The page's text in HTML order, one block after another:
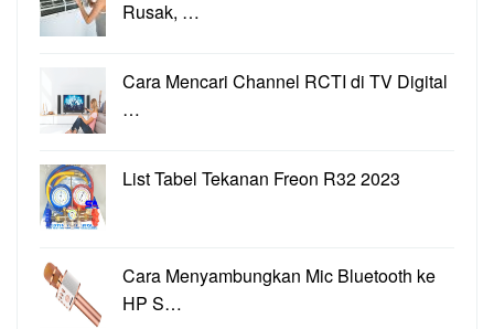
Rusak, …
Cara Mencari Channel RCTI di TV Digital
…
List Tabel Tekanan Freon R32 2023
Cara Menyambungkan Mic Bluetooth ke
HP S…